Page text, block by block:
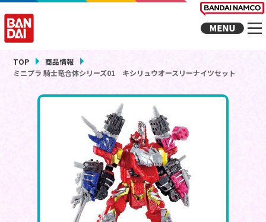
TOP
商品情報
ミニプラ 騎士竜合体シリーズ01 キシリュウオースリーナイツセット